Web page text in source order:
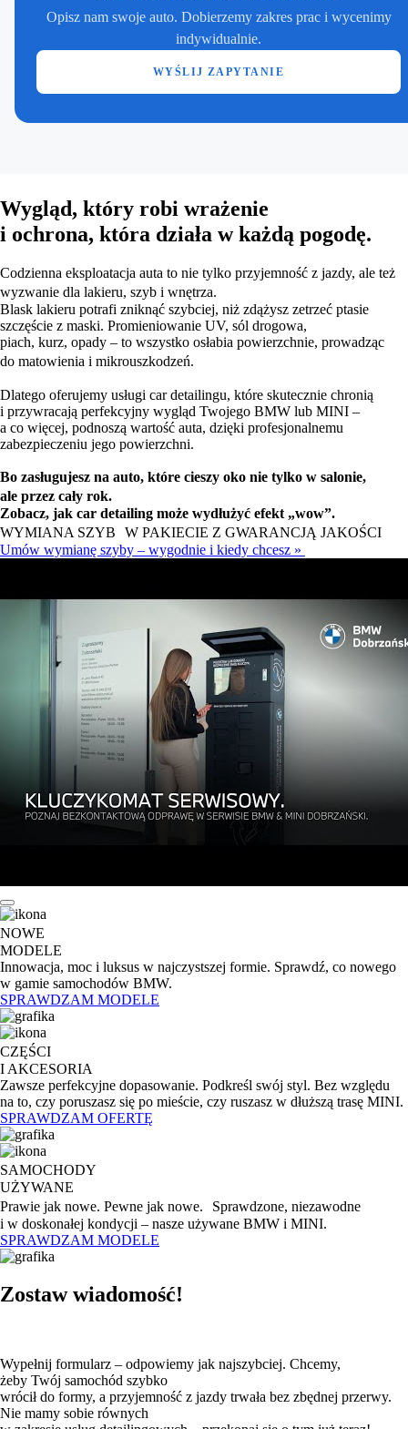
Opisz nam swoje auto. Dobierzemy zakres prac i wycenimy
indywidualnie.
WYŚLIJ ZAPYTANIE
Wygląd, który robi wrażenie
i ochrona, która działa w każdą pogodę.
Codzienna eksploatacja auta to nie tylko przyjemność z jazdy, ale też
wyzwanie dla lakieru, szyb i wnętrza.
Blask lakieru potrafi zniknąć szybciej, niż zdążysz zetrzeć ptasie
szczęście z maski. Promieniowanie UV, sól drogowa,
piach, kurz, opady – to wszystko osłabia powierzchnie, prowadząc
do matowienia i mikrouszkodzeń.
Dlatego oferujemy usługi car detailingu, które skutecznie chronią
i przywracają perfekcyjny wygląd Twojego BMW lub MINI –
a co więcej, podnoszą wartość auta, dzięki profesjonalnemu
zabezpieczeniu jego powierzchni.
Bo zasługujesz na auto, które cieszy oko nie tylko w salonie,
ale przez cały rok.
Zobacz, jak car detailing może wydłużyć efekt „wow”.
WYMIANA SZYB W PAKIECIE Z GWARANCJĄ JAKOŚCI
Umów wymianę szyby – wygodnie i kiedy chcesz »
NOWE
MODELE
Innowacja, moc i luksus w najczystszej formie. Sprawdź, co nowego
w gamie samochodów BMW.
SPRAWDZAM MODELE
CZĘŚCI
I AKCESORIA
Zawsze perfekcyjne dopasowanie. Podkreśl swój styl. Bez względu
na to, czy poruszasz się po mieście, czy ruszasz w dłuższą trasę MINI.
SPRAWDZAM OFERTĘ
SAMOCHODY
UŻYWANE
Prawie jak nowe. Pewne jak nowe. Sprawdzone, niezawodne
i w doskonałej kondycji – nasze używane BMW i MINI.
SPRAWDZAM MODELE
Zostaw wiadomość!
Wypełnij formularz – odpowiemy jak najszybciej. Chcemy,
żeby Twój samochód szybko
wrócił do formy, a przyjemność z jazdy trwała bez zbędnej przerwy.
Nie mamy sobie równych